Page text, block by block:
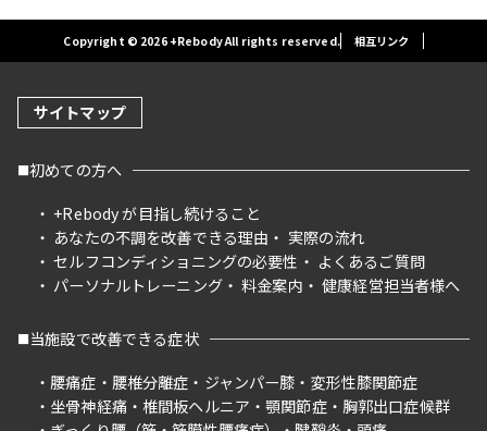
Copyright © 2026 +Rebody All rights reserved. 相互リンク
サイトマップ
初めての方へ
+Rebody が目指し続けること
あなたの不調を改善できる理由
実際の流れ
セルフコンディショニングの必要性
よくあるご質問
パーソナルトレーニング
料金案内 健康経営担当者様へ
当施設で改善できる症状
腰痛症
腰椎分離症 ジャンパー膝
変形性膝関節症
坐骨神経痛
椎間板ヘルニア 顎関節症
胸郭出口症候群